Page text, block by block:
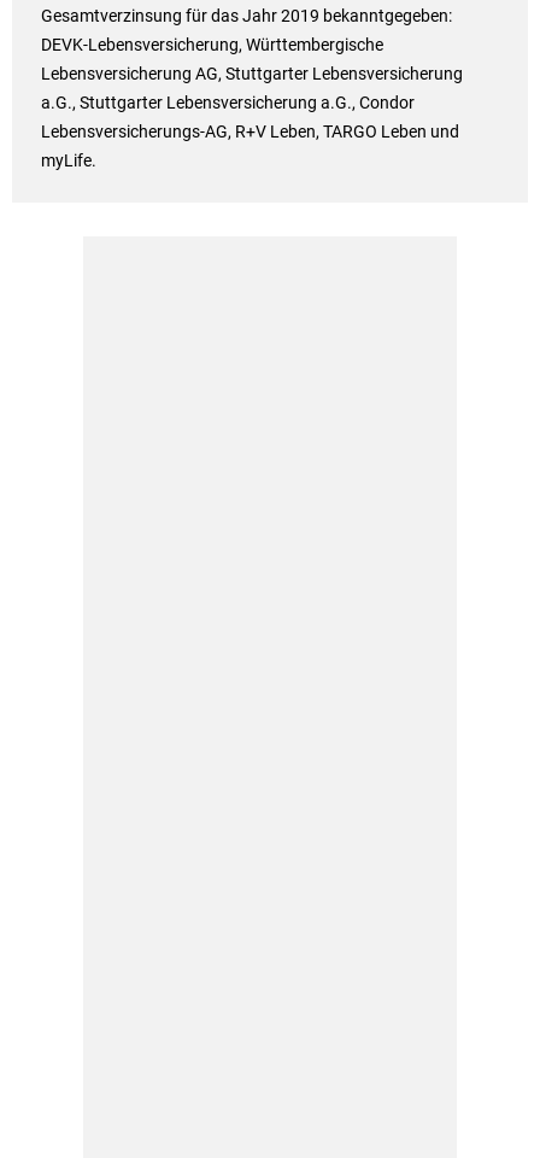
Gesamtverzinsung für das Jahr 2019 bekanntgegeben:
DEVK-Lebensversicherung, Württembergische
Lebensversicherung AG, Stuttgarter Lebensversicherung
a.G., Stuttgarter Lebensversicherung a.G., Condor
Lebensversicherungs-AG, R+V Leben, TARGO Leben und
myLife.